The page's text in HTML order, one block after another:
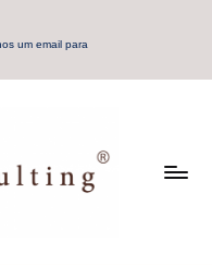
um email para